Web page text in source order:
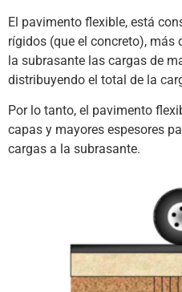
El pavimento flexible, está
rígidos (que el concreto), más
la subrasante las cargas de
distribuyendo el total de la
Por lo tanto, el pavimento
capas y mayores espesores
cargas a la subrasante.